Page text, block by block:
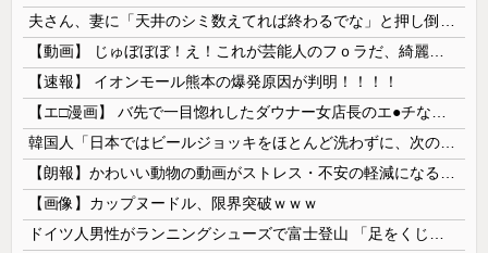
【速報】 イオンモール熊本の爆発原因が判明！！！！
【画像】カップヌードル、限界突破ｗｗｗ